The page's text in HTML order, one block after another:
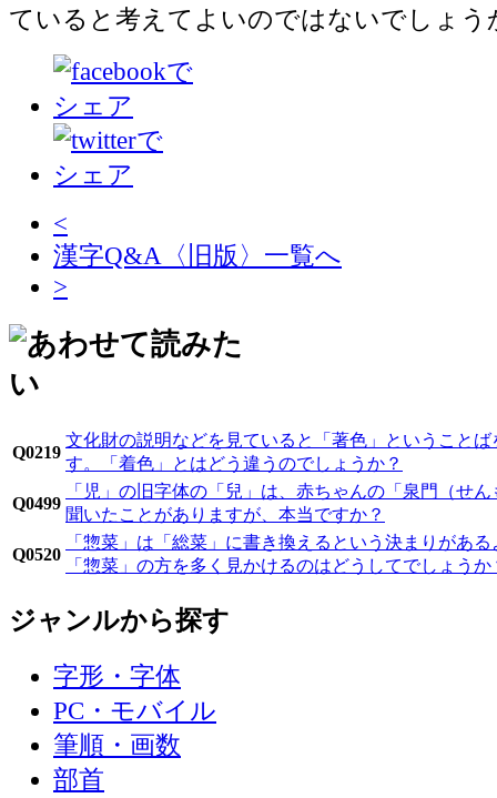
ていると考えてよいのではないでしょう
<
漢字Q&A〈旧版〉一覧へ
>
Q0219
文化財の説明などを見ていると「著色」ということ
す。「着色」とはどう違うのでしょうか？
Q0499
「児」の旧字体の「兒」は、赤ちゃんの「泉門（せ
聞いたことがありますが、本当ですか？
Q0520
「惣菜」は「総菜」に書き換えるという決まりがあ
「惣菜」の方を多く見かけるのはどうしてでしょうか
ジャンルから探す
字形・字体
PC・モバイル
筆順・画数
部首